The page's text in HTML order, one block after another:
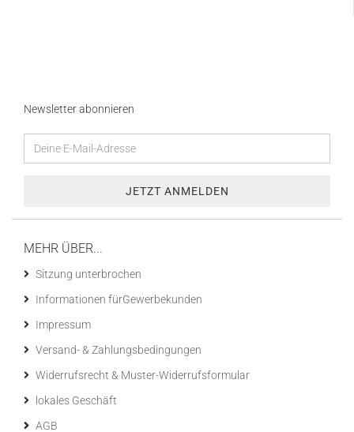
Newsletter abonnieren
MEHR ÜBER...
Sitzung unterbrochen
Informationen fürGewerbekunden
Impressum
Versand- & Zahlungsbedingungen
Widerrufsrecht & Muster-Widerrufsformular
lokales Geschäft
AGB